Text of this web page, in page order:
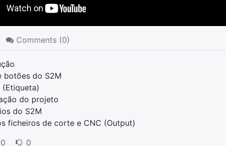
Comments (0)
botões do S2M
(Etiqueta)
do projeto
do S2M
ficheiros de corte e CNC (Output)
0 0